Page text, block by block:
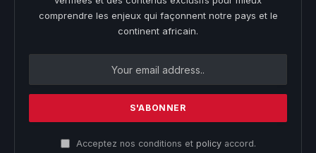
comprendre les enjeux qui façonnent notre pays et le
continent africain.
Acceptez nos conditions et policyaccord.